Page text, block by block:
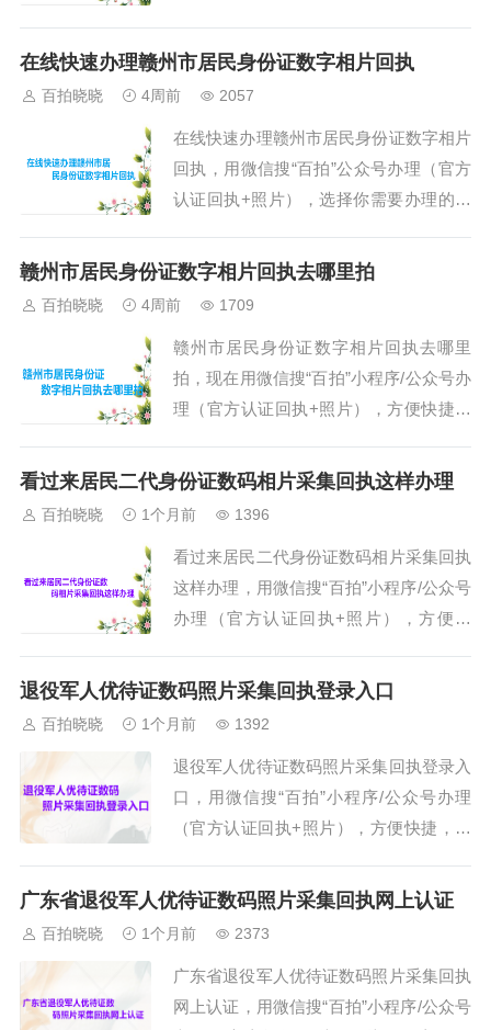
注公众号就可以办理回执了。第二、在小
以选择与搜索。第三、点击“开始拍摄”按
钮，在线拍摄一张照片进行办理，需要用
后摄像头拍摄，也可以选择手机里面的寸
照进行办理。需要注意：（1）、头...
在线快速办理赣州市居民身份证数字相片回执
百拍晓晓 4周前 2057
在线快速办理赣州市居民身份证数字相片
回执，用微信搜“百拍”公众号办理（官方
认证回执+照片），选择你需要办理的类
一、打开微信搜索“百拍”公众号，然后关
（一定不要选择错误了），首页可以选择
与搜索。第三、点击“开始拍摄”按钮，在
线拍摄一张照片进行办理，需要用后摄像
头拍摄，也可以选择手机里面的寸照进
行...
赣州市居民身份证数字相片回执去哪里拍
百拍晓晓 4周前 1709
赣州市居民身份证数字相片回执去哪里
拍，现在用微信搜“百拍”小程序/公众号办
理（官方认证回执+照片），方便快捷，
程序，然后关注公众号就可以办理回执
误了），首页可以选择与搜索。第三、点
击“开始拍摄”按钮，在线拍摄一张照片进
行办理，需要用后摄像头拍摄，也可以选
择手机里面的寸照进行办理。需要注
意：...
看过来居民二代身份证数码相片采集回执这样办理
百拍晓晓 1个月前 1396
看过来居民二代身份证数码相片采集回执
这样办理，用微信搜“百拍”小程序/公众号
办理（官方认证回执+照片），方便快
拍”小程序，然后关注公众号就可以办理
择错误了），首页可以选择与搜索。第
三、点击“开始拍摄”按钮，在线拍摄一张
照片进行办理，需要用后摄像头拍摄，也
可以选择手机里面的寸照进行办理。需要
注...
退役军人优待证数码照片采集回执登录入口
百拍晓晓 1个月前 1392
退役军人优待证数码照片采集回执登录入
口，用微信搜“百拍”小程序/公众号办理
（官方认证回执+照片），方便快捷，步
序，然后关注公众号就可以办理回执了。
了），首页可以选择与搜索。第三、点击
“开始拍摄”按钮，在线拍摄一张照片进行
广东省退役军人优待证数码照片采集回执网上认证
百拍晓晓 1个月前 2373
广东省退役军人优待证数码照片采集回执
网上认证，用微信搜“百拍”小程序/公众号